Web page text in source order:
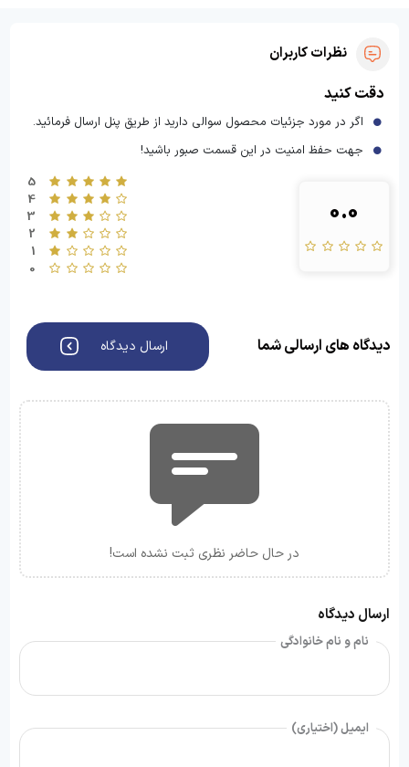
نظرات کاربران
دقت کنید
اگر در مورد جزئیات محصول سوالی دارید از طریق پنل ارسال فرمائید.
جهت حفظ امنیت در این قسمت صبور باشید!
0.0
5
4
3
2
1
0
دیدگاه های ارسالی شما ارسال دیدگاه
در حال حاضر نظری ثبت نشده است!
ارسال دیدگاه
نام و نام خانوادگی
ایمیل (اختیاری)